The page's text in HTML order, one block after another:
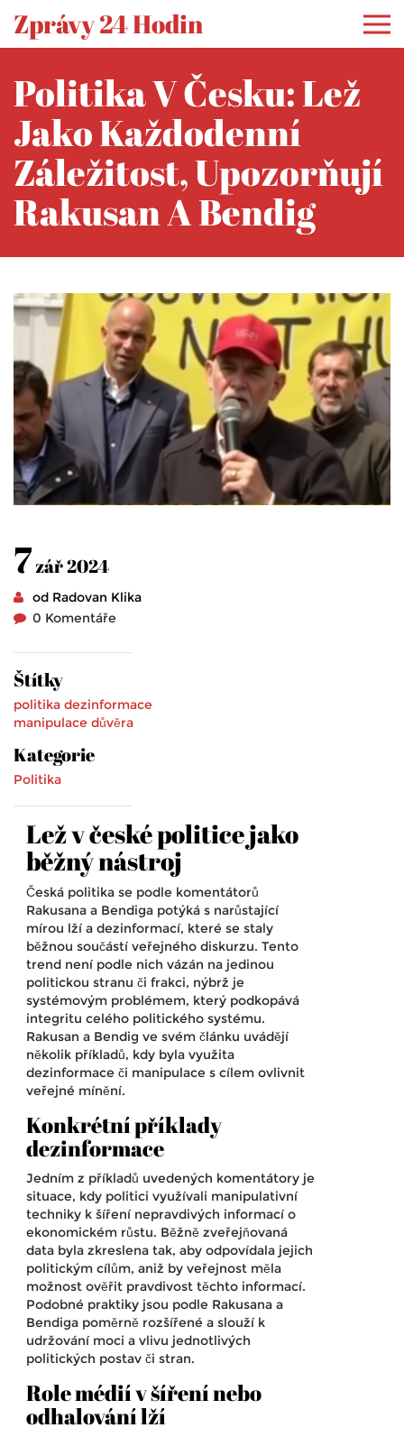
Zprávy 24 Hodin
Politika V Česku: Lež
Jako Každodenní
Záležitost, Upozorňují
Rakusan A Bendig
7zář 2024
od Radovan Klika
0 Komentáře
Štítky
politika dezinformace
manipulace důvěra
Kategorie
Politika
Lež v české politice jako
běžný nástroj
Česká politika se podle komentátorů
Rakusana a Bendiga potýká s narůstající
mírou lží a dezinformací, které se staly
běžnou součástí veřejného diskurzu. Tento
trend není podle nich vázán na jedinou
politickou stranu či frakci, nýbrž je
systémovým problémem, který podkopává
integritu celého politického systému.
Rakusan a Bendig ve svém článku uvádějí
několik příkladů, kdy byla využita
dezinformace či manipulace s cílem ovlivnit
veřejné mínění.
Konkrétní příklady
dezinformace
Jedním z příkladů uvedených komentátory je
situace, kdy politici využívali manipulativní
techniky k šíření nepravdivých informací o
ekonomickém růstu. Běžně zveřejňovaná
data byla zkreslena tak, aby odpovídala jejich
politickým cílům, aniž by veřejnost měla
možnost ověřit pravdivost těchto informací.
Podobné praktiky jsou podle Rakusana a
Bendiga poměrně rozšířené a slouží k
udržování moci a vlivu jednotlivých
politických postav či stran.
Role médií v šíření nebo
odhalování lží